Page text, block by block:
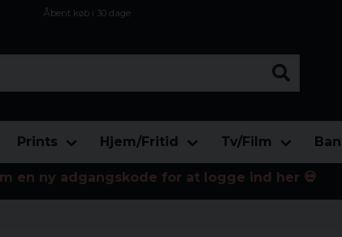
Åbent køb i 30 dage
Prints Hjem/Fritid Tv/Film
en ny adgangskode for at logge ind her 💀